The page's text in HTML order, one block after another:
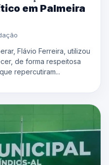
em Palmeira
Flávio Ferreira, utilizou
de forma respeitosa
repercutiram...